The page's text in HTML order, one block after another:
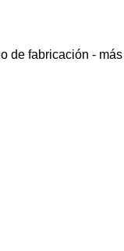
de fabricación -